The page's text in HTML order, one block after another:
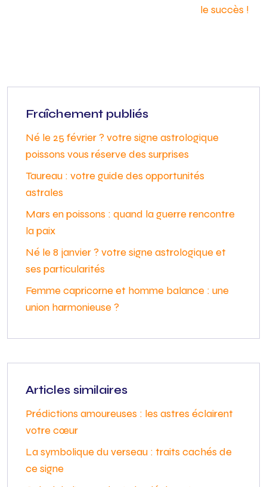
le succès !
Fraîchement publiés
Né le 25 février ? votre signe astrologique
poissons vous réserve des surprises
Taureau : votre guide des opportunités
astrales
Mars en poissons : quand la guerre rencontre
la paix
Né le 8 janvier ? votre signe astrologique et
ses particularités
Femme capricorne et homme balance : une
union harmonieuse ?
Articles similaires
Prédictions amoureuses : les astres éclairent
votre cœur
La symbolique du verseau : traits cachés de
ce signe